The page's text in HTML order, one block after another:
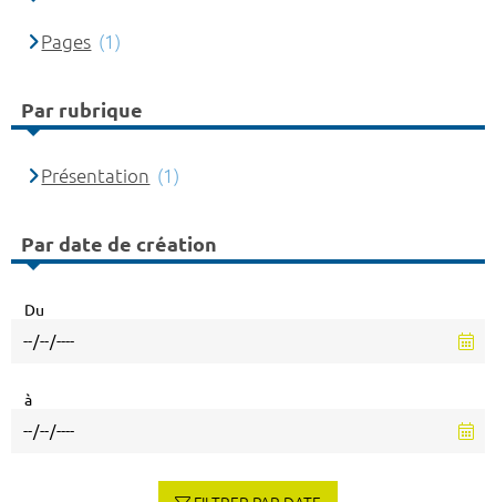
Pages (1)
Par rubrique
Présentation (1)
Par date de création
Du
à